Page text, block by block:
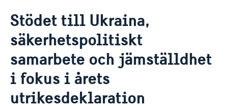
Om oss
Lediga tjänster
Nyheter
Europarådets verksamhet
Europarådet
Europarådets övriga konventioner och partsavtal
Stödet till Ukraina,
säkerhetspolitiskt
samarbete och jämställdhet
i fokus i årets
utrikesdeklaration